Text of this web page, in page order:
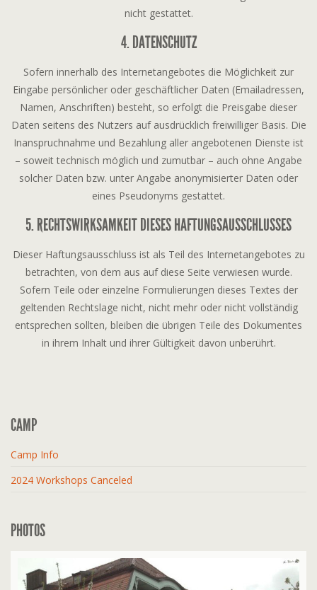
nicht gestattet.
4. DATENSCHUTZ
Sofern innerhalb des Internetangebotes die Möglichkeit zur
Eingabe persönlicher oder geschäftlicher Daten (Emailadressen,
Namen, Anschriften) besteht, so erfolgt die Preisgabe dieser
Daten seitens des Nutzers auf ausdrücklich freiwilliger Basis. Die
Inanspruchnahme und Bezahlung aller angebotenen Dienste ist
– soweit technisch möglich und zumutbar – auch ohne Angabe
solcher Daten bzw. unter Angabe anonymisierter Daten oder
eines Pseudonyms gestattet.
5. RECHTSWIRKSAMKEIT DIESES HAFTUNGSAUSSCHLUSSES
Dieser Haftungsausschluss ist als Teil des Internetangebotes zu
betrachten, von dem aus auf diese Seite verwiesen wurde.
Sofern Teile oder einzelne Formulierungen dieses Textes der
geltenden Rechtslage nicht, nicht mehr oder nicht vollständig
entsprechen sollten, bleiben die übrigen Teile des Dokumentes
in ihrem Inhalt und ihrer Gültigkeit davon unberührt.
CAMP
Camp Info
2024 Workshops Canceled
PHOTOS